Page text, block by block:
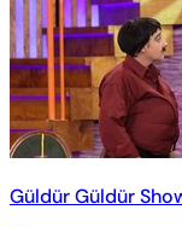
Güldür Güldür